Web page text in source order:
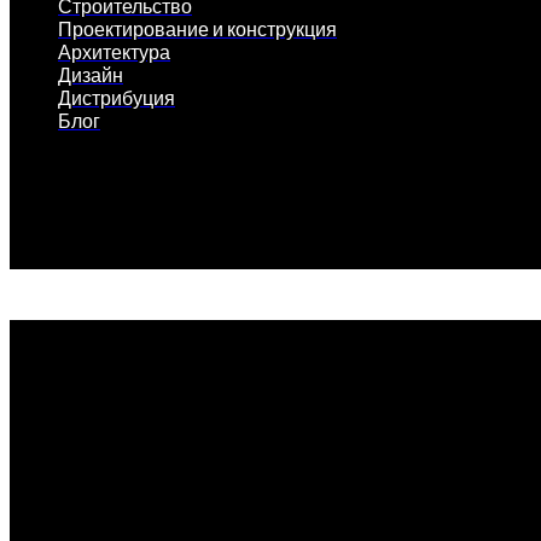
Строительство
Проектирование и конструкция
Архитектура
Дизайн
Дистрибуция
Блог